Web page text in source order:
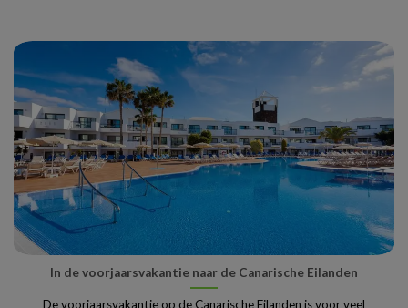
In de voorjaarsvakantie naar de Canarische Eilanden
De voorjaarsvakantie op de Canarische Eilanden is voor veel